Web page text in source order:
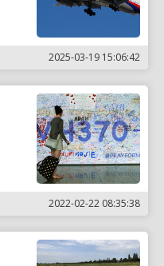
2025-03-19 15:06:42
2022-02-22 08:35:38